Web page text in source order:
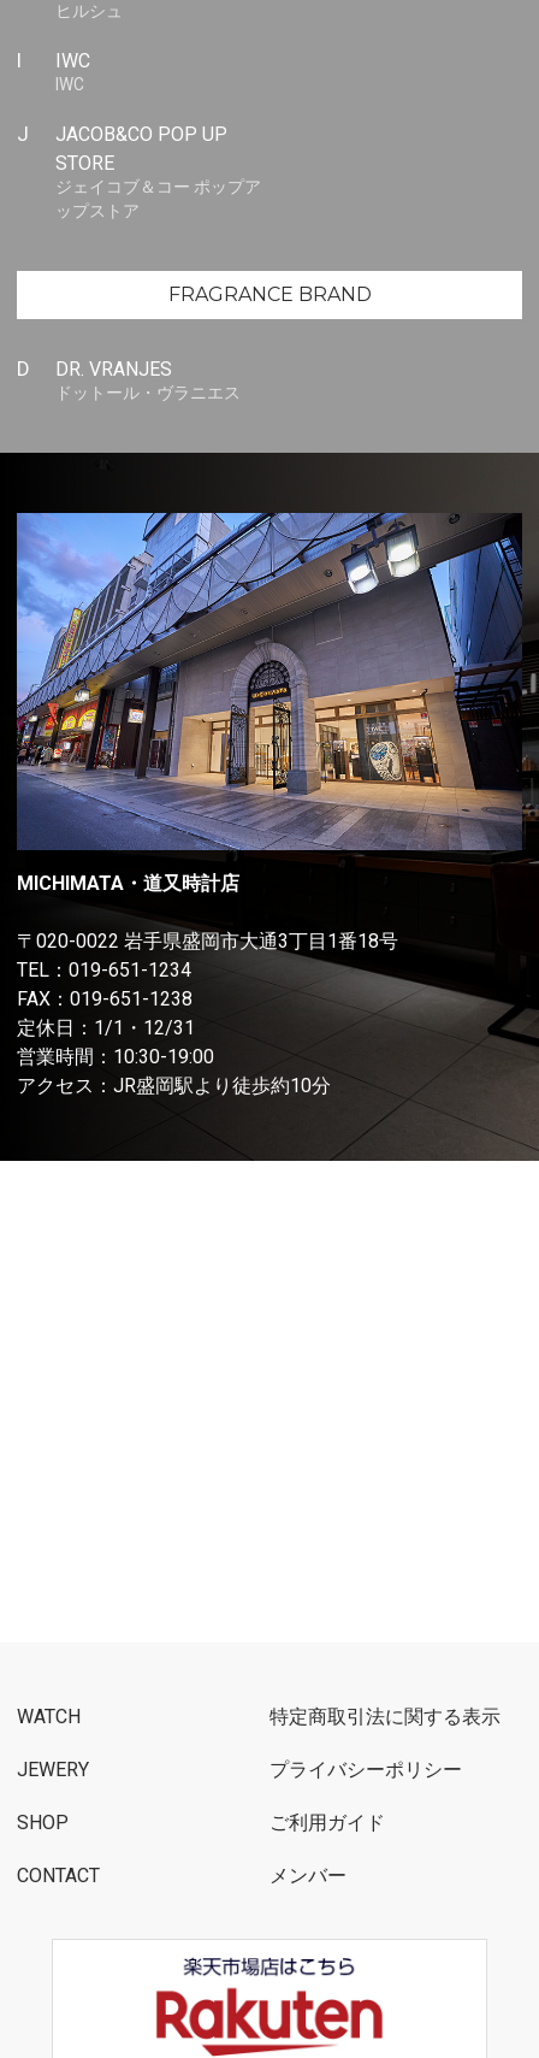
ヒルシュ
I IWC
IWC
J
JACOB&CO POP UP
STORE
ジェイコブ＆コー ポップア
ップストア
FRAGRANCE BRAND
D DR. VRANJES
ドットール・ヴラニエス
MICHIMATA・道又時計店
〒020-0022 岩手県盛岡市大通3丁目1番18号
TEL： 019-651-1234
FAX：019-651-1238
定休日：1/1・12/31
営業時間：10:30-19:00
アクセス：JR盛岡駅より徒歩約10分
WATCH
JEWERY
SHOP
CONTACT
特定商取引法に関する表示
プライバシーポリシー
ご利用ガイド
メンバー